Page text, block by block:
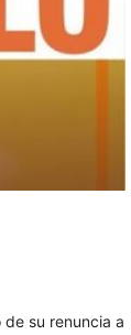
su renuncia a